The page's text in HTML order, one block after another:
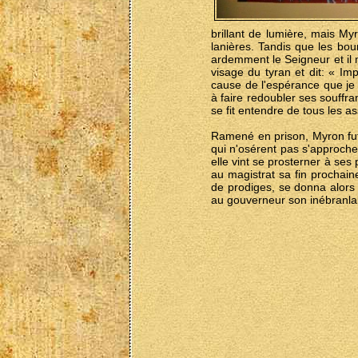
brillant de lumière, mais
lanières. Tandis que les
ardemment le Seigneur et il
visage du tyran et dit: «
cause de l'espérance que
à faire redoubler ses
se fit entendre de tous les
Ramené en prison, Myron
qui n'osérent pas
elle vint se prosterner à ses
au magistrat sa fin
de prodiges, se donna
au gouverneur son